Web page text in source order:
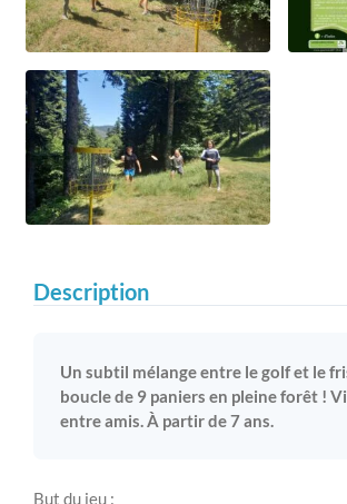
Description
Un subtil mélange entre le golf et le
boucle de 9 paniers en pleine forêt !
entre amis. À partir de 7 ans.
But du jeu :